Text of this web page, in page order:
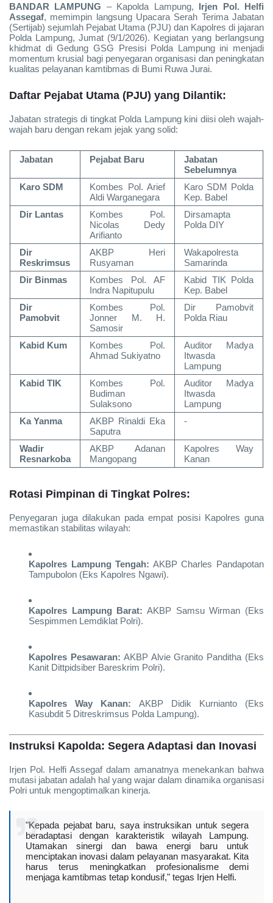
BANDAR LAMPUNG – Kapolda Lampung, Irjen Pol. Helfi
Assegaf, memimpin langsung Upacara Serah Terima Jabatan
(Sertijab) sejumlah Pejabat Utama (PJU) dan Kapolres di jajaran
Polda Lampung, Jumat (9/1/2026). Kegiatan yang berlangsung
khidmat di Gedung GSG Presisi Polda Lampung ini menjadi
momentum krusial bagi penyegaran organisasi dan peningkatan
kualitas pelayanan kamtibmas di Bumi Ruwa Jurai.
Daftar Pejabat Utama (PJU) yang Dilantik:
Jabatan strategis di tingkat Polda Lampung kini diisi oleh wajah-
wajah baru dengan rekam jejak yang solid:
Jabatan Pejabat Baru
Jabatan
Sebelumnya
Karo SDM
Kombes Pol. Arief
Aldi Warganegara
Karo SDM Polda
Kep. Babel
Dir Lantas
Kombes Pol.
Nicolas Dedy
Arifianto
Dirsamapta
Polda DIY
Dir
Reskrimsus
AKBP Heri
Rusyaman
Wakapolresta
Samarinda
Dir Binmas
Kombes Pol. AF
Indra Napitupulu
Kabid TIK Polda
Kep. Babel
Dir
Pamobvit
Kombes Pol.
Jonner M. H.
Samosir
Dir Pamobvit
Polda Riau
Kabid Kum
Kombes Pol.
Ahmad Sukiyatno
Auditor Madya
Itwasda
Lampung
Kabid TIK
Kombes Pol.
Budiman
Sulaksono
Auditor Madya
Itwasda
Lampung
Ka Yanma
AKBP Rinaldi Eka
Saputra
-
Wadir
Resnarkoba
AKBP Adanan
Mangopang
Kapolres Way
Kanan
Rotasi Pimpinan di Tingkat Polres:
Penyegaran juga dilakukan pada empat posisi Kapolres guna
memastikan stabilitas wilayah:
Kapolres Lampung Tengah: AKBP Charles Pandapotan
Tampubolon (Eks Kapolres Ngawi).
Kapolres Lampung Barat: AKBP Samsu Wirman (Eks
Sespimmen Lemdiklat Polri).
Kapolres Pesawaran: AKBP Alvie Granito Panditha (Eks
Kanit Dittpidsiber Bareskrim Polri).
Kapolres Way Kanan: AKBP Didik Kurnianto (Eks
Kasubdit 5 Ditreskrimsus Polda Lampung).
Instruksi Kapolda: Segera Adaptasi dan Inovasi
Irjen Pol. Helfi Assegaf dalam amanatnya menekankan bahwa
mutasi jabatan adalah hal yang wajar dalam dinamika organisasi
Polri untuk mengoptimalkan kinerja.
"Kepada pejabat baru, saya instruksikan untuk segera
beradaptasi dengan karakteristik wilayah Lampung.
Utamakan sinergi dan bawa energi baru untuk
menciptakan inovasi dalam pelayanan masyarakat. Kita
harus terus meningkatkan profesionalisme demi
menjaga kamtibmas tetap kondusif," tegas Irjen Helfi.